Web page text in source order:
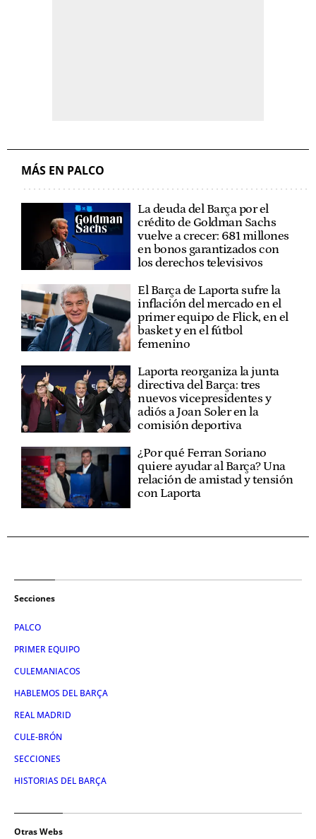
MÁS EN PALCO
La deuda del Barça por el
crédito de Goldman Sachs
vuelve a crecer: 681 millones
en bonos garantizados con
los derechos televisivos
El Barça de Laporta sufre la
inflación del mercado en el
primer equipo de Flick, en el
basket y en el fútbol
femenino
Laporta reorganiza la junta
directiva del Barça: tres
nuevos vicepresidentes y
adiós a Joan Soler en la
comisión deportiva
¿Por qué Ferran Soriano
quiere ayudar al Barça? Una
relación de amistad y tensión
con Laporta
Secciones
PALCO
PRIMER EQUIPO
CULEMANIACOS
HABLEMOS DEL BARÇA
REAL MADRID
CULE-BRÓN
SECCIONES
HISTORIAS DEL BARÇA
Otras Webs